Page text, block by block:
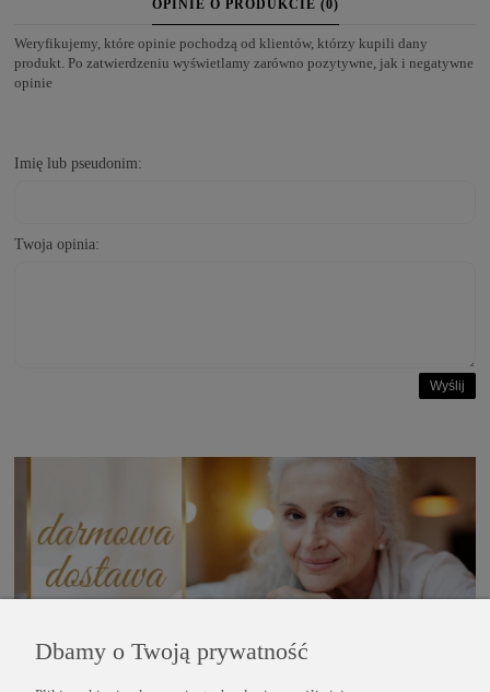
OPINIE O PRODUKCIE (0)
Weryfikujemy, które opinie pochodzą od klientów, którzy kupili dany
produkt. Po zatwierdzeniu wyświetlamy zarówno pozytywne, jak i negatywne
opinie
Imię lub pseudonim:
Twoja opinia:
Wyślij
Dbamy o Twoją prywatność